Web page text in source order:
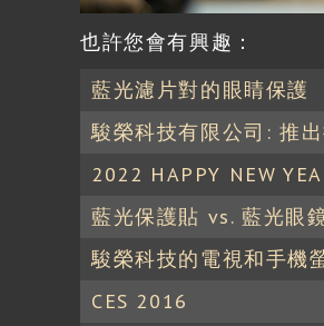
也許您會有興趣：
藍光濾片對的眼睛保護
駿榮科技有限公司: 推
2022 HAPPY NEW
藍光保護貼 vs. 藍光眼
駿榮科技的電視和手機
CES 2016